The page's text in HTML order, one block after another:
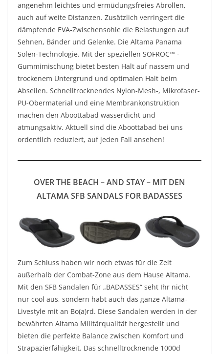
angenehm leichtes und ermüdungsfreies Abrollen,
auch auf weite Distanzen. Zusätzlich verringert die
dämpfende EVA-Zwischensohle die Belastungen auf
Sehnen, Bänder und Gelenke. Die Altama Panama
Solen-Technologie. Mit der speziellen SOFROC™ -
Gummimischung bietet besten Halt auf nassem und
trockenem Untergrund und optimalen Halt beim
Abseilen. Schnelltrocknendes Nylon-Mesh-, Mikrofaser-
PU-Obermaterial und eine Membrankonstruktion
machen den Aboottabad wasserdicht und
atmungsaktiv. Aktuell sind die Aboottabad bei uns
ordentlich reduziert, auf jeden Fall ansehen!
OVER THE BEACH – AND STAY – MIT DEN
ALTAMA SFB SANDALS FOR BADASSES
Zum Schluss haben wir noch etwas für die Zeit
außerhalb der Combat-Zone aus dem Hause Altama.
Mit den SFB Sandalen für „BADASSES“ seht Ihr nicht
nur cool aus, sondern habt auch das ganze Altama-
Livestyle mit an Bo(a)rd. Diese Sandalen werden in der
bewährten Altama Militärqualität hergestellt und
bieten die perfekte Balance zwischen Komfort und
Strapazierfähigkeit. Das schnelltrocknende 1000d